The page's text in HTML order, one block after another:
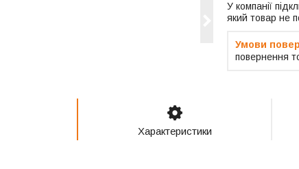
У компанії
який товар не
повернення
Характеристики